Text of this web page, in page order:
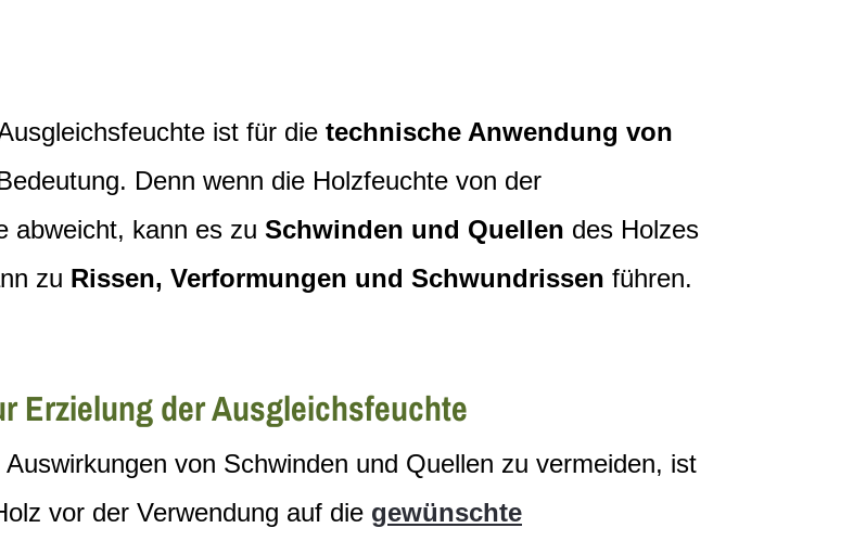
ist für die technische Anwendung von
Denn wenn die Holzfeuchte von der
abweicht, kann es zu Schwinden und Quellen des Holzes
zu Rissen, Verformungen und Schwundrissen führen.
Erzielung der Ausgleichsfeuchte
von Schwinden und Quellen zu vermeiden, ist
vor der Verwendung auf die gewünschte